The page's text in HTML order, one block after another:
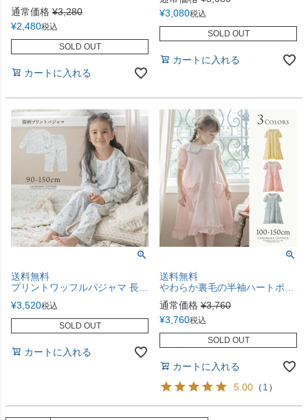
通常価格 ¥3,280
¥2,480税込
SOLD OUT
カートに入れる
¥3,080税込
SOLD OUT
カートに入れる
送料無料
プリントワッフルパジャマ 長袖 TAK
¥3,520税込
SOLD OUT
カートに入れる
送料無料
やわらか裏毛の半袖ハートポケットネグリジェ キッズ 女の子 ルームウェア カジュアル パジャマ TAK
通常価格 ¥3,760
¥3,760税込
SOLD OUT
カートに入れる
5.00 （1 ）